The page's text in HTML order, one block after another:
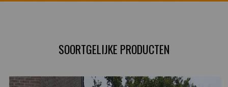
SOORTGELIJKE PRODUCTEN